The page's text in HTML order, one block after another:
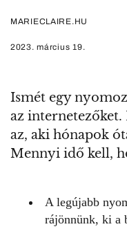
MARIECLAIRE.HU
2023. március 19.
Ismét egy
az
az, aki hónapok
Mennyi idő kell,
A legújabb
rájönnünk, ki a